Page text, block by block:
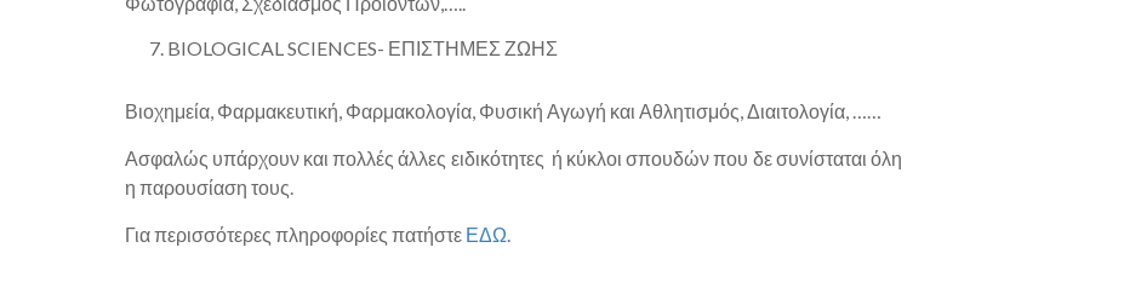
BIOLOGICAL SCIENCES- ΕΠΙΣΤΗΜΕΣ ΖΩΗΣ
Βιοχημεία, Φαρμακευτική, Φαρμακολογία, Φυσική Αγωγή και Αθλητισμός, Διαιτολογία, ……
Ασφαλώς υπάρχουν και πολλές άλλες ειδικότητες ή κύκλοι σπουδών που δε συνίσταται όλη
η παρουσίαση τους.
Για περισσότερες πληροφορίες πατήστε ΕΔΩ.